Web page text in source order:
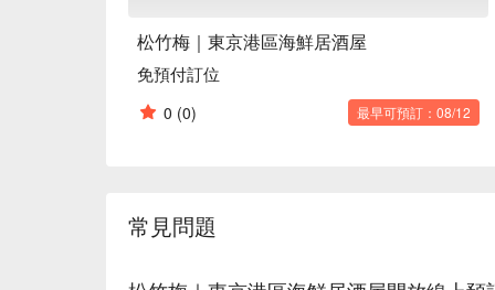
松竹梅｜東京港區海鮮居酒屋
免預付訂位
0 (0) 最早可預訂：08/12
常見問題